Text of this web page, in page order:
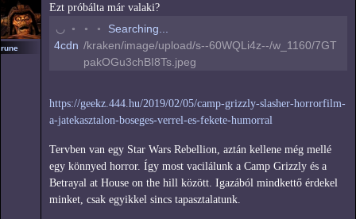
rune
Ezt próbálta már valaki?
◠ ◦ ◦ ◦
Searching...
4cdn /kraken/image/upload/s--60WQLi4z--/w_1160/7GT
pakOGu3chBI8Ts.jpeg
https://geekz.444.hu/2019/02/05/camp-grizzly-slasher-horrorfilm-
a-jatekasztalon-boseges-verrel-es-fekete-humorral
Tervben van egy Star Wars Rebellion, aztán kellene még mellé
egy könnyed horror. Így most vacilálunk a Camp Grizzly és a
Betrayal at House on the hill között. Igazából mindkettő érdekel
minket, csak egyikkel sincs tapasztalatunk.